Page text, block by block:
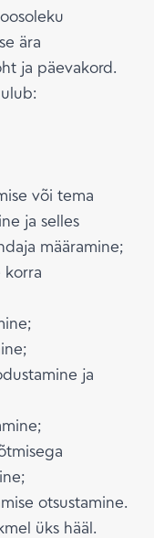
ära
ja päevakord.
või tema
ja selles
määramine;
korra
ja
otsustamine.
üks hääl.